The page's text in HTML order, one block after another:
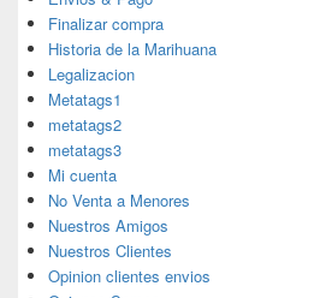
Finalizar compra
Historia de la Marihuana
Legalizacion
Metatags1
metatags2
metatags3
Mi cuenta
No Venta a Menores
Nuestros Amigos
Nuestros Clientes
Opinion clientes envios